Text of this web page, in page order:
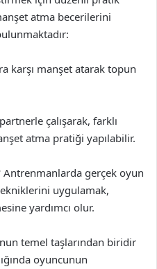
atma becerilerini
karşı manşet atarak topun
çalışarak, farklı
atma pratiği yapılabilir.
gerçek oyun
uygulamak,
yardımcı olur.
temel taşlarından biridir
oyuncunun